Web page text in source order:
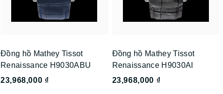
Đồng hồ Mathey Tissot
Renaissance H9030ABU
23,968,000 ₫
Đồng hồ Mathey Tissot
Renaissance H9030AI
23,968,000 ₫